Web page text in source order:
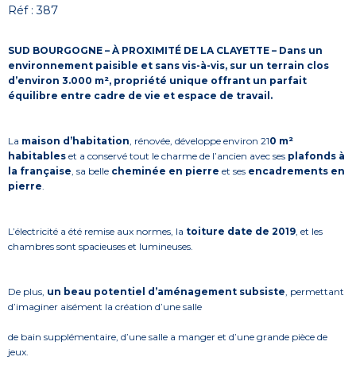
Réf : 387
SUD BOURGOGNE – À PROXIMITÉ DE LA CLAYETTE – Dans un
environnement paisible et sans vis-à-vis, sur un terrain clos
d’environ 3.000 m², propriété unique offrant un parfait
équilibre entre cadre de vie et espace de travail.
La maison d’habitation , rénovée, développe environ 210 m²
habitables et a conservé tout le charme de l’ancien avec ses plafonds à
la française , sa belle cheminée en pierre et ses encadrements en
pierre
L’électricité a été remise aux normes, la toiture date de 2019 , et les
chambres sont spacieuses et lumineuses.
De plus, un beau potentiel d’aménagement subsiste , permettant
d’imaginer aisément la création d’une salle
de bain supplémentaire, d’une salle a manger et d’une grande pièce de
jeux.